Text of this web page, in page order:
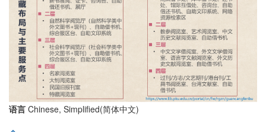
语言 Chinese, Simplified(简体中文)